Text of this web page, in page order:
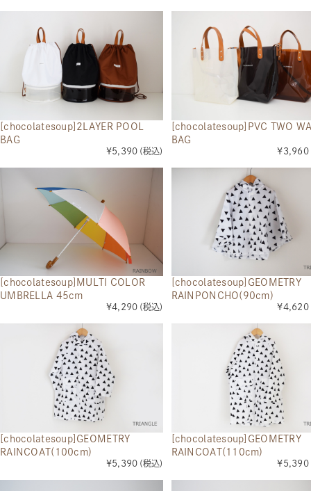
[chocolatesoup]2LAYER POOL
BAG
¥5,390 (税込)
[chocolatesoup]PVC TWO
BAG
¥3,960
[chocolatesoup]MULTI COLOR
UMBRELLA 45cm
¥4,290 (税込)
[chocolatesoup]GEOMETRY
RAINPONCHO(90cm)
¥4,620
[chocolatesoup]GEOMETRY
RAINCOAT(100cm)
¥5,390 (税込)
[chocolatesoup]GEOMETRY
RAINCOAT(110cm)
¥5,390